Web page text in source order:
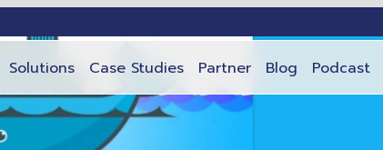
Solutions Case Studies Partner Blog Podcast